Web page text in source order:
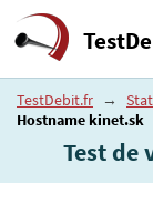
TestDebit.fr →
Hostname kinet.sk
Test de